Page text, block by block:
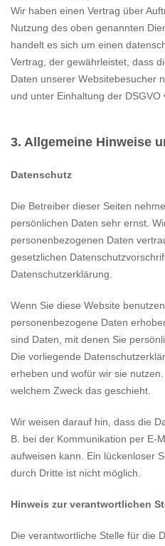
Wir haben einen Vertrag über
Nutzung des oben genannten
handelt es sich um einen
Vertrag, der gewährleistet, dass
Daten unserer Websitebesucher
und unter Einhaltung der DSGVO
3. Allgemeine Hinweise
Datenschutz
Die Betreiber dieser Seiten
persönlichen Daten sehr ernst.
personenbezogenen Daten
gesetzlichen
Datenschutzerklärung.
Wenn Sie diese Website
personenbezogene Daten
sind Daten, mit denen Sie
Die vorliegende
erheben und wofür wir sie
welchem Zweck das geschieht.
Wir weisen darauf hin, dass die
B. bei der Kommunikation per E-
aufweisen kann. Ein lückenloser
durch Dritte ist nicht möglich.
Hinweis zur verantwortlichen
Die verantwortliche Stelle für die